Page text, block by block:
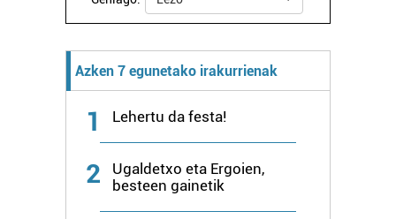
Azken 7 egunetako irakurrienak
1 Lehertu da festa!
2
Ugaldetxo eta Ergoien,
besteen gainetik